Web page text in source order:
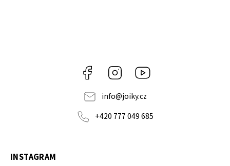
Facebook Instagram
info@joiky.cz
+420 777 049 685
INSTAGRAM